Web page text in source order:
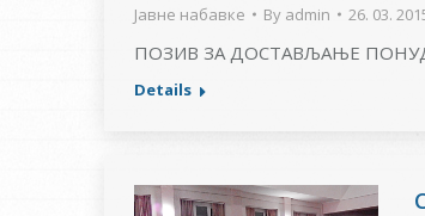
Јавне набавке By admin 26. 03.
ПОЗИВ ЗА ДОСТАВЉАЊЕ
Details